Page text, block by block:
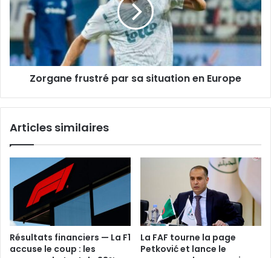
situation
Europe
Zorgane frustré par sa situation en Europe
Articles similaires
Résultats financiers — La F1
accuse le coup : les
La FAF tourne la page
Petković et lance le